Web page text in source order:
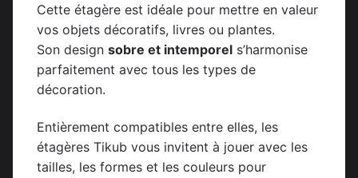
Cette étagère est idéale pour mettre en valeur
vos objets décoratifs, livres ou plantes.
Son design sobre et intemporel s’harmonise
parfaitement avec tous les types de
décoration.
Entièrement compatibles entre elles, les
étagères Tikub vous invitent à jouer avec les
tailles, les formes et les couleurs pour